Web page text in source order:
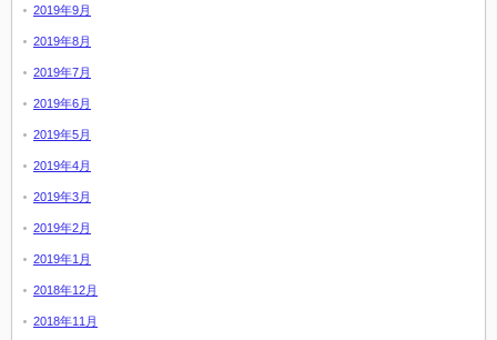
2019年9月
2019年8月
2019年7月
2019年6月
2019年5月
2019年4月
2019年3月
2019年2月
2019年1月
2018年12月
2018年11月